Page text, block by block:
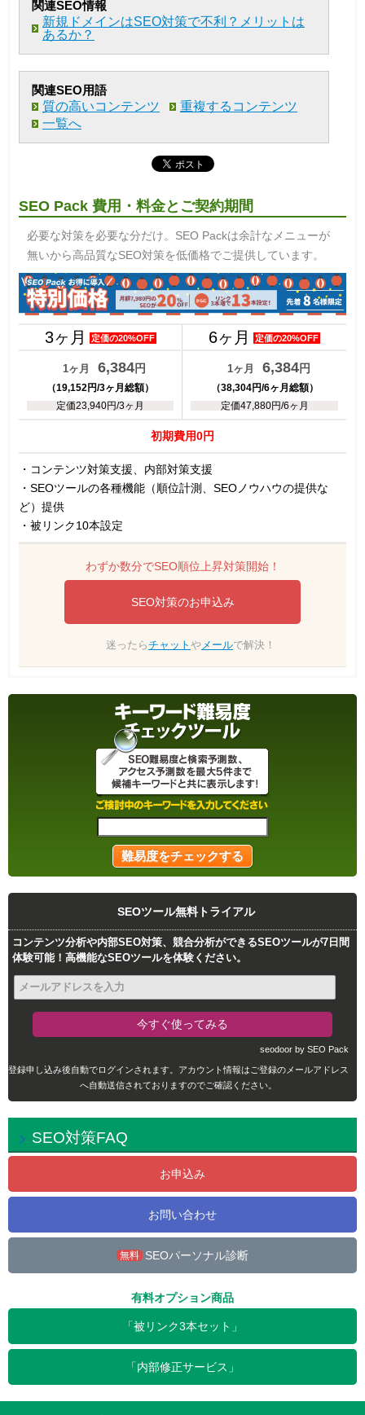
関連SEO情報
新規ドメインはSEO対策で不利？メリットは
あるか？
関連SEO用語
質の高いコンテンツ
重複するコンテンツ
一覧へ
SEO Pack 費用・料金とご契約期間
必要な対策を必要な分だけ。SEO Packは余計なメニューが
無いから高品質なSEO対策を低価格でご提供しています。
3ヶ月 定価の20%OFF 6ヶ月 定価の20%OFF
1ヶ月 6,384円
（19,152円/3ヶ月総額）
定価23,940円/3ヶ月
1ヶ月 6,384円
（38,304円/6ヶ月総額）
定価47,880円/6ヶ月
初期費用0円
・コンテンツ対策支援、内部対策支援
・SEOツールの各種機能（順位計測、SEOノウハウの提供な
ど）提供
・被リンク10本設定
わずか数分でSEO順位上昇対策開始！
SEO対策のお申込み
迷ったらチャット や メールで解決！
SEOツール無料トライアル
コンテンツ分析や内部SEO対策、競合分析ができるSEOツールが7日間
体験可能！高機能なSEOツールを体験ください。
seodoor by SEO Pack
登録申し込み後自動でログインされます。アカウント情報はご登録のメールアドレス
へ自動送信されておりますのでご確認ください。
SEO対策FAQ
お申込み
お問い合わせ
無料 SEOパーソナル診断
有料オプション商品
「被リンク3本セット」
「内部修正サービス」